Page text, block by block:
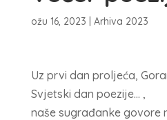
ožu 16, 2023 Arhiva 2023
Uz prvi dan proljeća,
Svjetski dan poezije… ,
naše sugrađanke govore